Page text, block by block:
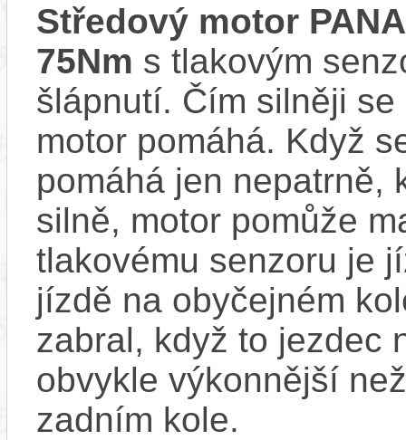
Středový motor
75Nm s tlakovým
šlápnutí. Čím silněji
motor pomáhá. Když
pomáhá jen nepatrně,
silně, motor pomůže
tlakovému senzoru je
jízdě na obyčejném
zabral, když to jezdec
obvykle výkonnější
zadním kole.